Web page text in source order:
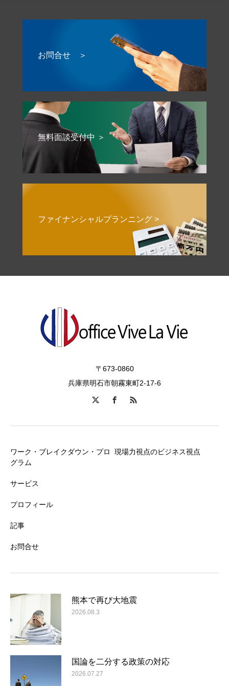
お問合せ ＞
無料面談受付中 ＞
ファイナンシャルプランニング >
〒673-0860
兵庫県明石市朝霧東町2-17-6
ワーク・ブレイクダウン・プロ
グラム
サービス
プロフィール
記事
お問合せ
現場力視点のビジネス視点
熊本で再び大地震
2026.08.3
国論を二分する政策の対応
2026.07.27